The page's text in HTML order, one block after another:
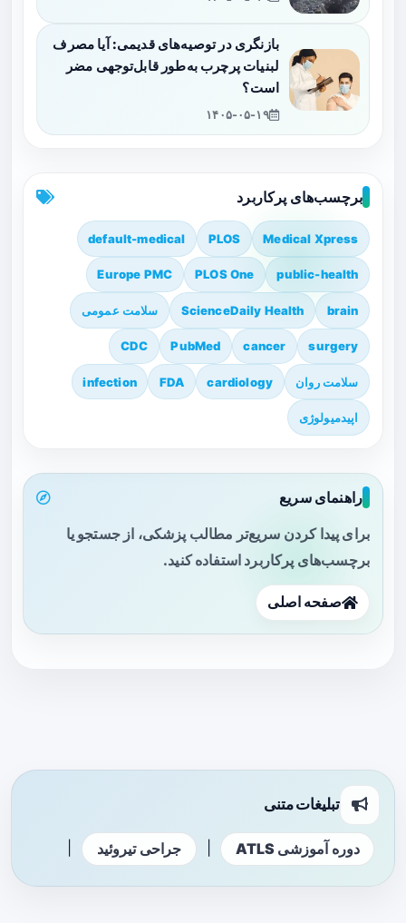
بازنگری در توصیه‌های قدیمی: آیا مصرف
لبنیات پرچرب به‌طور قابل‌توجهی مضر
است؟
۱۴۰۵-۰۵-۱۹
برچسب‌های پرکاربرد
Medical Xpress
PLOS
default-medical
public-health
PLOS One
Europe PMC
brain
ScienceDaily Health سلامت عمومی
surgery
cancer
PubMed
CDC
سلامت روان cardiology
FDA
infection
اپیدمیولوژی
راهنمای سریع
برای پیدا کردن سریع‌تر مطالب پزشکی، از جستجو یا
برچسب‌های پرکاربرد استفاده کنید.
صفحه اصلی
تبلیغات متنی
دوره آموزشی ATLS جراحی تیروئید